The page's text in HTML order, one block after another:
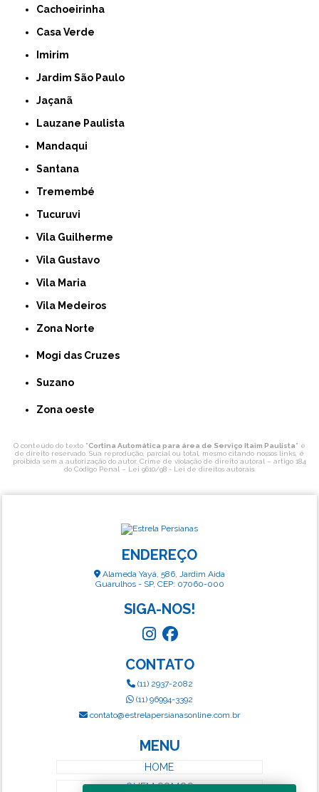
Cachoeirinha
Casa Verde
Imirim
Jardim São Paulo
Jaçanã
Lauzane Paulista
Mandaqui
Santana
Tremembé
Tucuruvi
Vila Guilherme
Vila Gustavo
Vila Maria
Vila Medeiros
Zona Norte
Mogi das Cruzes
Suzano
Zona oeste
O conteúdo do texto "Cortina Automática para área de Serviço Itaim Paulista" é
de direito reservado. Sua reprodução, parcial ou total, mesmo citando nossos links, é
proibida sem a autorização do autor. Crime de violação de direito autoral – artigo 184
do Código Penal – Lei 9610/98 - Lei de direitos autorais.
ENDEREÇO
Alameda Yayá, 586, Jardim Aida
Guarulhos - SP, CEP: 07060-000
SIGA-NOS!
CONTATO
(11) 2937-2082
(11) 96994-3392
contato@estrelapersianasonline.com.br
MENU
HOME
QUEM SOMOS